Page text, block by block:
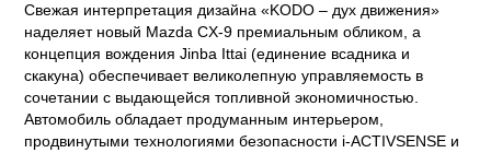
Свежая интерпретация дизайна «KODO – дух движения»
наделяет новый Mazda CX-9 премиальным обликом, а
концепция вождения Jinba Ittai (единение всадника и
скакуна) обеспечивает великолепную управляемость в
сочетании с выдающейся топливной экономичностью.
Автомобиль обладает продуманным интерьером,
продвинутыми технологиями безопасности i-ACTIVSENSE и